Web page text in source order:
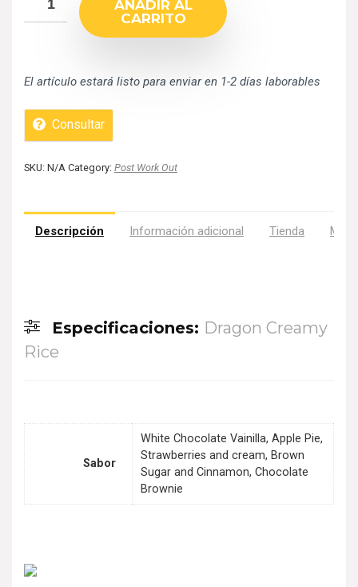
AÑADIR AL
CARRITO
El artículo estará listo para enviar en 1-2 días laborables
Consultar
SKU: N/A Category: Post Work Out
Descripción Información adicional Tienda Más
Especificaciones: Dragon Creamy
Rice
Sabor
White Chocolate Vainilla, Apple Pie,
Strawberries and cream, Brown
Sugar and Cinnamon, Chocolate
Brownie